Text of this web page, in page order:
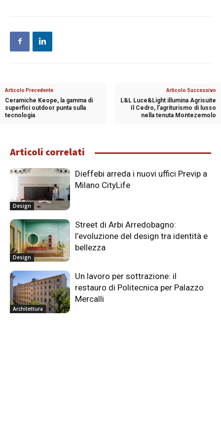
Articolo Precedente
Ceramiche Keope, la gamma di
superfici outdoor punta sulla
tecnologia
Articolo Successivo
L&L Luce&Light illumina Agrisuite
Il Cedro, l’agriturismo di lusso
nella tenuta Montezemolo
Articoli correlati
Design
Dieffebi arreda i nuovi uffici Previp a
Milano CityLife
Design
Street di Arbi Arredobagno:
l’evoluzione del design tra identità e
bellezza
Architettura
Un lavoro per sottrazione: il
restauro di Politecnica per Palazzo
Mercalli